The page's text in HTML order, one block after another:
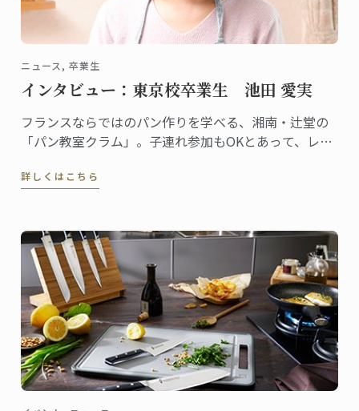
ニュース, 卒業生
インタビュー：東京校卒業生 池田 愛実
フランスならではのパン作りを学べる、湘南・辻堂の
「パン教室クラム」。子連れ参加もOKとあって、レッ
てをしながら、自宅でこの教室を主宰しているのが池
詳しくはこちら